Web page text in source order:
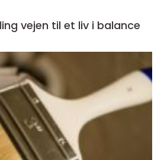
Misbrugsbehandling vejen til et liv i balance